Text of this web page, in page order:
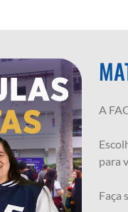
A
para
Faça